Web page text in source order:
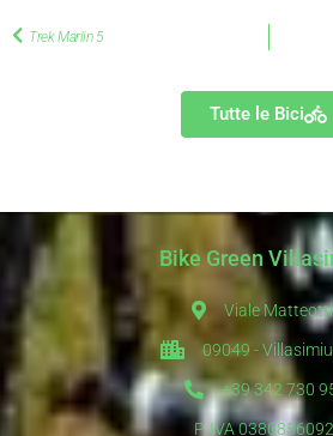
Trek Marlin 5
Tutte le Bici
Bike Green
Viale
09049 -
+39 342 730
P. IVA